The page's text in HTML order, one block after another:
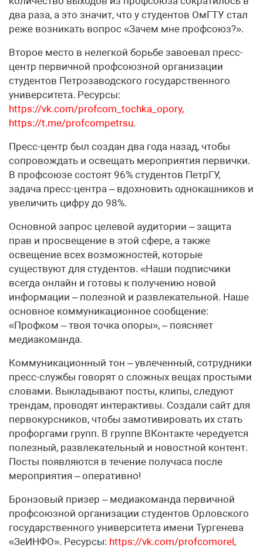
два раза, а это значит, что у студентов ОмГТУ стал
реже возникать вопрос «Зачем мне профсоюз?».
Второе место в нелегкой борьбе завоевал пресс-
центр первичной профсоюзной организации
студентов Петрозаводского государственного
университета. Ресурсы:
https://vk.com/profcom_tochka_opory,
https://t.me/profcompetrsu.
Пресс-центр был создан два года назад, чтобы
сопровождать и освещать мероприятия первички.
В профсоюзе состоят 96% студентов ПетрГУ,
задача пресс-центра – вдохновить однокашников и
увеличить цифру до 98%.
Основной запрос целевой аудитории – защита
прав и просвещение в этой сфере, а также
освещение всех возможностей, которые
существуют для студентов. «Наши подписчики
всегда онлайн и готовы к получению новой
информации – полезной и развлекательной. Наше
основное коммуникационное сообщение:
«Профком – твоя точка опоры», – поясняет
медиакоманда.
Коммуникационный тон – увлеченный, сотрудники
пресс-службы говорят о сложных вещах простыми
словами. Выкладывают посты, клипы, следуют
трендам, проводят интерактивы. Создали сайт для
первокурсников, чтобы замотивировать их стать
профоргами групп. В группе ВКонтакте чередуется
полезный, развлекательный и новостной контент.
Посты появляются в течение получаса после
мероприятия – оперативно!
Бронзовый призер – медиакоманда первичной
профсоюзной организации студентов Орловского
государственного университета имени Тургенева
«ЗеИНФО». Ресурсы: https://vk.com/profcomorel,